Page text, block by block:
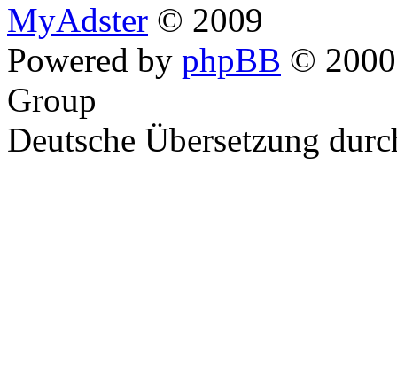
MyAdster © 2009
Powered by phpBB ©
Group
Deutsche Übersetzung